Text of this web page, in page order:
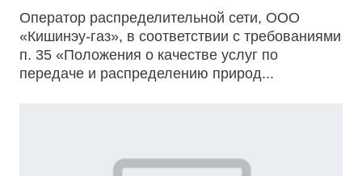
Оператор распределительной сети, ООО
«Кишинэу-газ», в соответствии с требованиями
п. 35 «Положения о качестве услуг по
передаче и распределению природ...